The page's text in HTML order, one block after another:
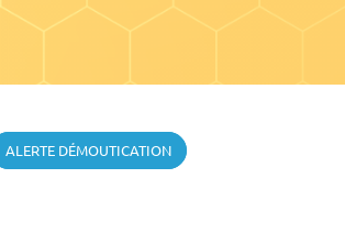
ALERTE DÉMOUTICATION